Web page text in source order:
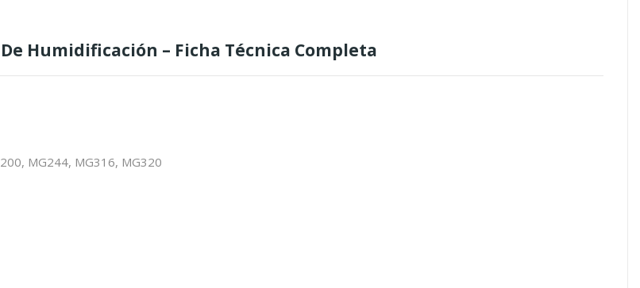
Humidificación – Ficha Técnica Completa
MG244, MG316, MG320